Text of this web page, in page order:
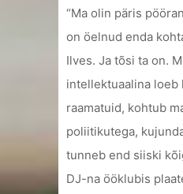
“Ma olin päris
on öelnud enda
Ilves. Ja tõsi ta on.
intellektuaalina
raamatuid, kohtub
poliitikutega,
tunneb end siiski
DJ-na ööklubis